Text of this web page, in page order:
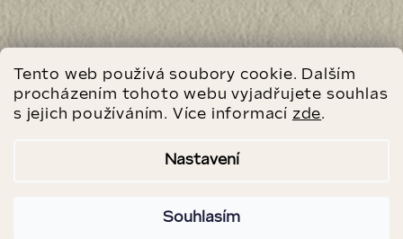
Tento web používá soubory cookie. Dalším
procházením tohoto webu vyjadřujete souhlas
s jejich používáním. Více informací zde.
Nastavení
Souhlasím
© 2019 - 2026
GAIA CRYSTAL S.R.O.
VŠECHNA PRÁVA VYHRAZENA.
VYTVOŘIL SHOPTET